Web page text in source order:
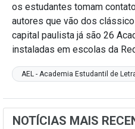
os estudantes tomam
autores que vão dos
capital paulista já são 26
instaladas em escolas da
AEL - Academia Estudantil de
NOTÍCIAS MAIS